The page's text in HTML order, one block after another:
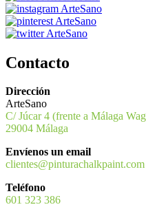
Contacto
Dirección
ArteSano
C/ Júcar 4 (frente a Málaga
29004 Málaga
Envíenos un email
clientes@pinturachalkpaint.com
Teléfono
601 323 386